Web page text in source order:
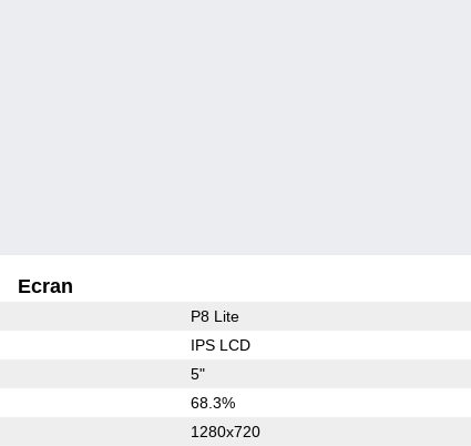
Ecran
P8 Lite
IPS LCD
5"
68.3%
1280x720